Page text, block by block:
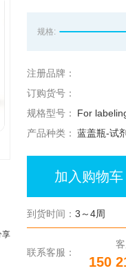
享
规格:
注册品牌：
订购货号：
规格型号：
For
产品种类： 蓝盖瓶-试
加入购物车
到货时间： 3～4周
联系客服：
150